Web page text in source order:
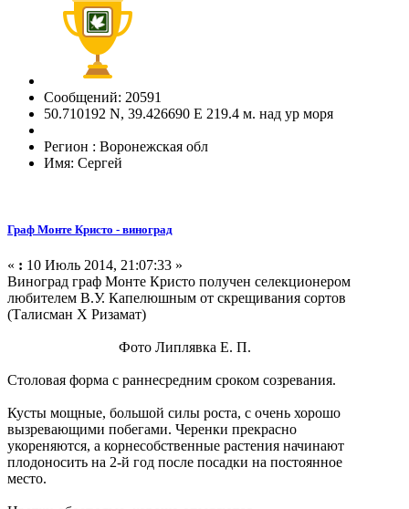
Сообщений: 20591
50.710192 N, 39.426690 E 219.4 м. над ур моря
Регион : Воронежская обл
Имя: Сергей
Граф Монте Кристо - виноград
« : 10 Июль 2014, 21:07:33 »
Виноград граф Монте Кристо получен селекционером
любителем В.У. Капелюшным от скрещивания сортов
(Талисман Х Ризамат)
Фото Липлявка Е. П.
Столовая форма с раннесредним сроком созревания.
Кусты мощные, большой силы роста, с очень хорошо
вызревающими побегами. Черенки прекрасно
укореняются, а корнесобственные растения начинают
плодоносить на 2-й год после посадки на постоянное
место.